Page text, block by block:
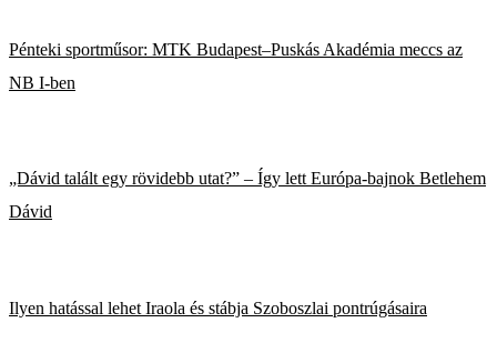
Pénteki sportműsor: MTK Budapest–Puskás Akadémia meccs az
NB I-ben
„Dávid talált egy rövidebb utat?” – Így lett Európa-bajnok Betlehem
Dávid
Ilyen hatással lehet Iraola és stábja Szoboszlai pontrúgásaira